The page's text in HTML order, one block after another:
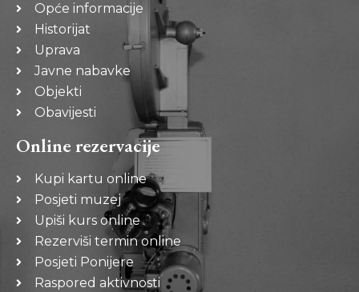
Opće informacije
Historijat
Uprava
Javne nabavke
Objekti
Obavijesti
Online rezervacije
Kupi kartu online
Posjeti muzej
Upiši kurs online
Rezerviši termin online
Posjeti Ponijere
Raspored aktivnosti